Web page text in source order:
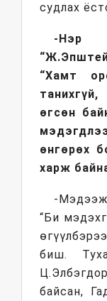
судлах
-Нэр
“Хамт
өгсөн
өнгөрөх
харж
-Мэдээж
“Би
биш.
байсан,